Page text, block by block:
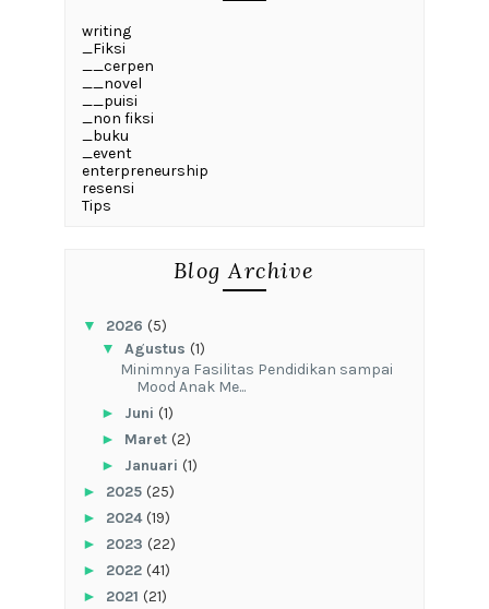
writing
_Fiksi
__cerpen
__novel
__puisi
_non fiksi
_buku
_event
enterpreneurship
resensi
Tips
Blog Archive
▼ 2026 (5)
▼ Agustus (1)
‎Minimnya Fasilitas Pendidikan sampai
Mood Anak Me...
► Juni (1)
► Maret (2)
► Januari (1)
► 2025 (25)
► 2024(19)
► 2023 (22)
► 2022 (41)
► 2021 (21)